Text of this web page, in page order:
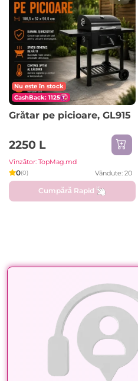
Nu este în stock
CashBack: 1125
Grătar pe picioare, GL915
2250 L
Vînzător: TopMag.md
0(0) Vândute: 20
Cumpără Rapid